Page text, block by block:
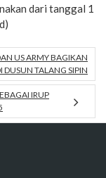
dari tanggal 1
US ARMY BAGIKAN
DUSUN TALANG SIPIN
IRUP